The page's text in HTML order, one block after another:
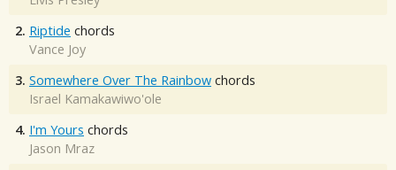
2. Riptide chords
Vance Joy
3. Somewhere Over The Rainbow chords
Israel Kamakawiwo'ole
4. I'm Yours chords
Jason Mraz